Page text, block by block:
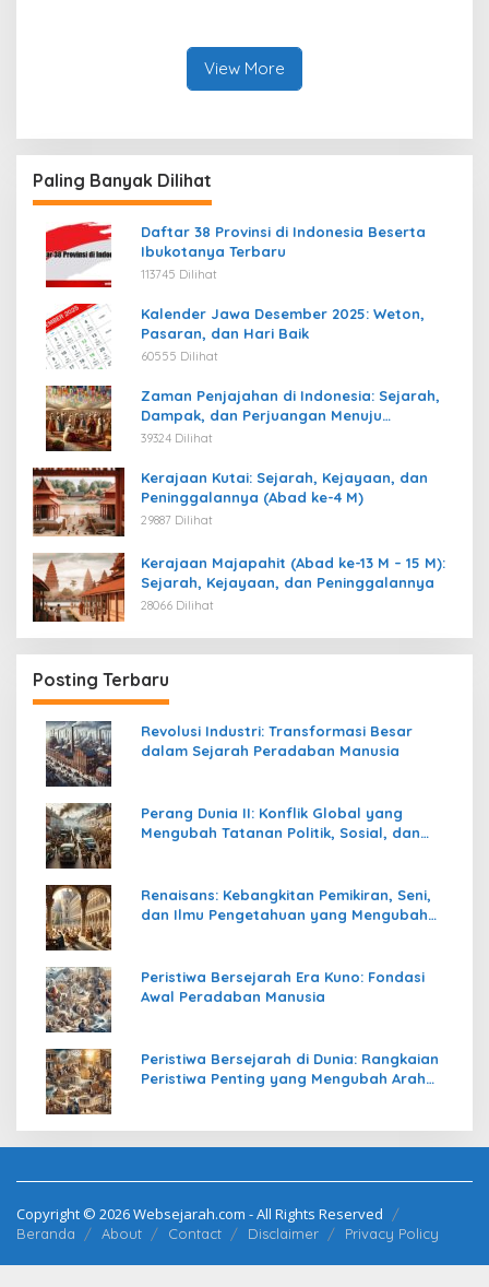
View More
Paling Banyak Dilihat
Daftar 38 Provinsi di Indonesia Beserta
Ibukotanya Terbaru
113745 Dilihat
Kalender Jawa Desember 2025: Weton,
Pasaran, dan Hari Baik
60555 Dilihat
Zaman Penjajahan di Indonesia: Sejarah,
Dampak, dan Perjuangan Menuju
Kemerdekaan
39324 Dilihat
Kerajaan Kutai: Sejarah, Kejayaan, dan
Peninggalannya (Abad ke-4 M)
29887 Dilihat
Kerajaan Majapahit (Abad ke-13 M – 15 M):
Sejarah, Kejayaan, dan Peninggalannya
28066 Dilihat
Posting Terbaru
Revolusi Industri: Transformasi Besar
dalam Sejarah Peradaban Manusia
Perang Dunia II: Konflik Global yang
Mengubah Tatanan Politik, Sosial, dan
Renaisans: Kebangkitan Pemikiran, Seni,
dan Ilmu Pengetahuan yang Mengubah
Peristiwa Bersejarah Era Kuno: Fondasi
Awal Peradaban Manusia
Peristiwa Bersejarah di Dunia: Rangkaian
Peristiwa Penting yang Mengubah Arah
Copyright © 2026 Websejarah.com - All Rights Reserved
Beranda About Contact Disclaimer Privacy Policy